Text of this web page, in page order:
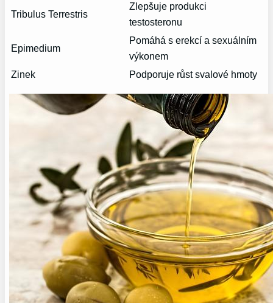
Tribulus Terrestris
Zlepšuje produkci
testosteronu
Epimedium
Pomáhá s erekcí a sexuálním
výkonem
Zinek
Podporuje růst svalové hmoty